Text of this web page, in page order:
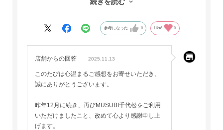
顧客情報をしっかり管理していることと、心に寄り添う文章に
もちろん、品物、梱包ともに申し分ないです。また利用したい
と思っています。
参考になった 0 Like! 0
店舗からの回答 2025.11.13
このたびは心温まるご感想をお寄せいただき、
誠にありがとうございます。
昨年12月に続き、再びMUSUBI千代松をご利用
いただけましたこと、改めて心より感謝申し上
げます。